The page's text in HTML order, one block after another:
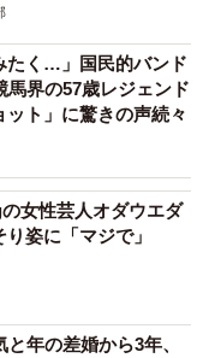
たく…」国民的バンド
界の57歳レジェンド
ト」に驚きの声続々
女性芸人オダウエダ
姿に「マジで」
年の差婚から3年、